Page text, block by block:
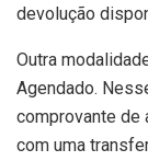
devolução
Outra
Agendado.
comprovante de
com uma